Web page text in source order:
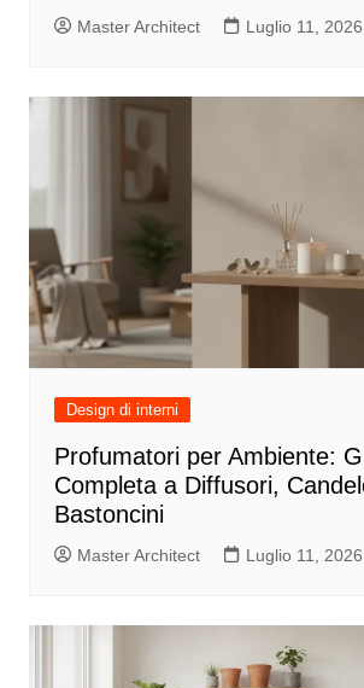
Master Architect Luglio 11, 2026
Design di interni
Profumatori per Ambiente:
Completa a Diffusori,
Bastoncini
Master Architect Luglio 11, 2026